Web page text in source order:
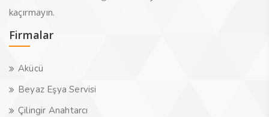
kaçırmayın.
Firmalar
Akücü
Beyaz Eşya Servisi
Çilingir Anahtarcı